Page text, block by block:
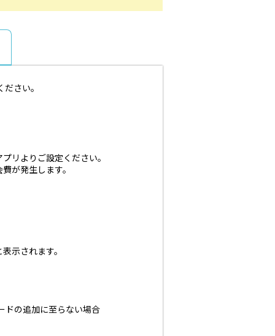
さい。
リよりご設定ください。
が発生します。
示されます。
ドの追加に至らない場合